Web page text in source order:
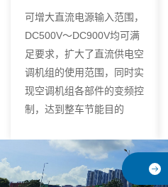
可增大直流电源输入范围，
DC500V～DC900V均可满
足要求，扩大了直流供电空
调机组的使用范围，同时实
现空调机组各部件的变频控
制，达到整车节能目的